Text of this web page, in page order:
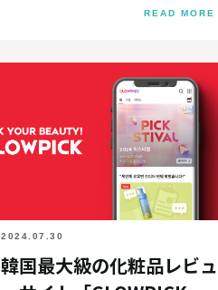
READ MORE
2024.07.30
韓国最大級の化粧品レビュ